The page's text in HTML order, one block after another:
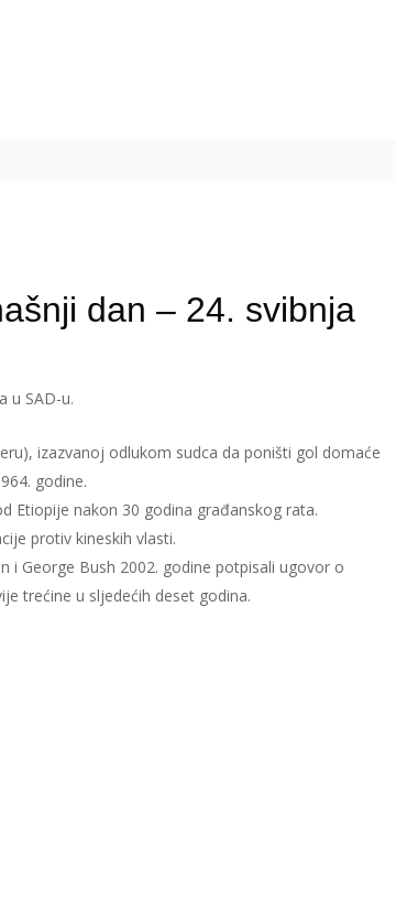
dan – 24. svibnja
u SAD-u.
izazvanoj odlukom sudca da poništi gol domaće
godine.
Etiopije nakon 30 godina građanskog rata.
protiv kineskih vlasti.
i George Bush 2002. godine potpisali ugovor o
trećine u sljedećih deset godina.